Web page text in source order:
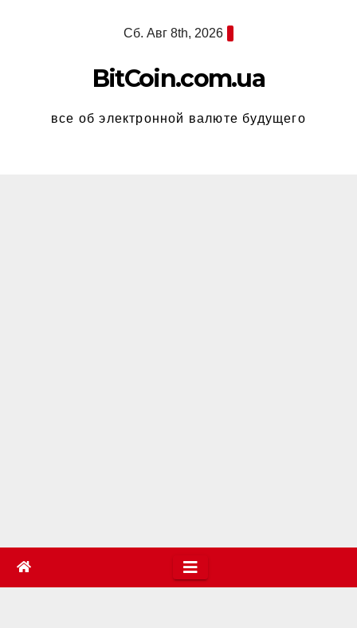
Сб. Авг 8th, 2026
BitCoin.com.ua
все об электронной валюте будущего